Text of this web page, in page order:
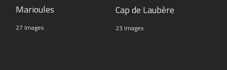
Marioules
27 Images
Cap de Laubère
23 Images